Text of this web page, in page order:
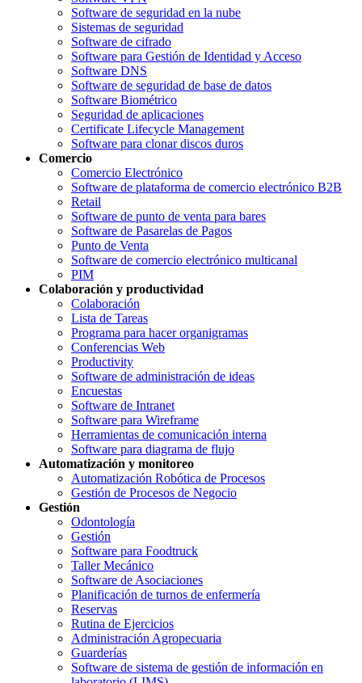
Software de seguridad en la nube
Sistemas de seguridad
Software de cifrado
Software para Gestión de Identidad y Acceso
Software DNS
Software de seguridad de base de datos
Software Biométrico
Seguridad de aplicaciones
Certificate Lifecycle Management
Software para clonar discos duros
Comercio
Comercio Electrónico
Software de plataforma de comercio electrónico B2B
Retail
Software de punto de venta para bares
Software de Pasarelas de Pagos
Punto de Venta
Software de comercio electrónico multicanal
PIM
Colaboración y productividad
Colaboración
Lista de Tareas
Programa para hacer organigramas
Conferencias Web
Productivity
Software de administración de ideas
Encuestas
Software de Intranet
Software para Wireframe
Herramientas de comunicación interna
Software para diagrama de flujo
Automatización y monitoreo
Automatización Robótica de Procesos
Gestión de Procesos de Negocio
Gestión
Odontología
Gestión
Software para Foodtruck
Taller Mecánico
Software de Asociaciones
Planificación de turnos de enfermería
Reservas
Rutina de Ejercicios
Administración Agropecuaria
Guarderías
Software de sistema de gestión de información en